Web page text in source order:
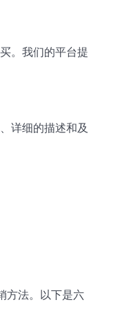
。我们的平台提
详细的描述和及
方法。以下是六